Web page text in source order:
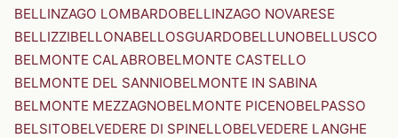
BELLINZAGO LOMBARDOBELLINZAGO NOVARESE
BELLIZZIBELLONABELLOSGUARDOBELLUNOBELLUSCO
BELMONTE CALABROBELMONTE CASTELLO
BELMONTE DEL SANNIOBELMONTE IN SABINA
BELMONTE MEZZAGNOBELMONTE PICENOBELPASSO
BELSITOBELVEDERE DI SPINELLOBELVEDERE LANGHE